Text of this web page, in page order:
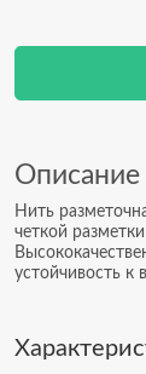
Описание
Нить
четкой
устойчивость к